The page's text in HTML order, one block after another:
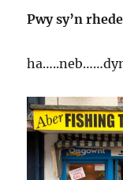
Pwy sy’n